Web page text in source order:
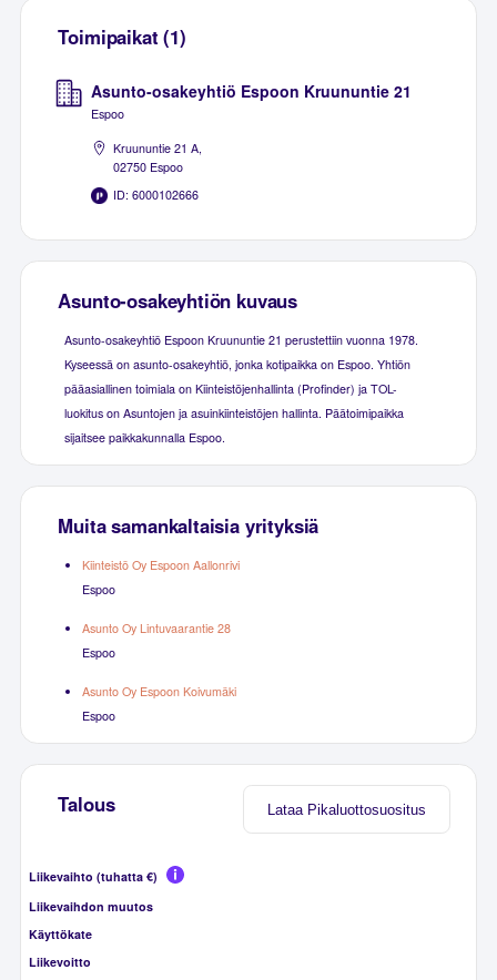
Toimipaikat (1)
Asunto-osakeyhtiö Espoon Kruununtie 21
Espoo
Kruununtie 21 A,
02750 Espoo
ID: 6000102666
Asunto-osakeyhtiön kuvaus
Asunto-osakeyhtiö Espoon Kruununtie 21 perustettiin vuonna 1978.
Kyseessä on asunto-osakeyhtiö, jonka kotipaikka on Espoo. Yhtiön
pääasiallinen toimiala on Kiinteistöjenhallinta (Profinder) ja TOL-
luokitus on Asuntojen ja asuinkiinteistöjen hallinta. Päätoimipaikka
sijaitsee paikkakunnalla Espoo.
Muita samankaltaisia yrityksiä
Kiinteistö Oy Espoon Aallonrivi
Espoo
Asunto Oy Lintuvaarantie 28
Espoo
Asunto Oy Espoon Koivumäki
Espoo
Lataa Pikaluottosuositus
Talous
Liikevaihto (tuhatta €)
Liikevaihdon muutos
Käyttökate
Liikevoitto